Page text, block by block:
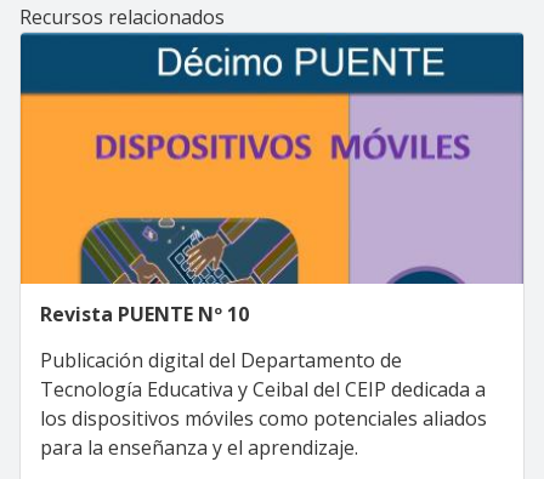
Recursos relacionados
Revista PUENTE Nº 10
Publicación digital del Departamento de
Tecnología Educativa y Ceibal del CEIP dedicada a
los dispositivos móviles como potenciales aliados
para la enseñanza y el aprendizaje.